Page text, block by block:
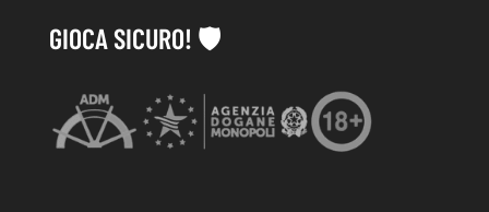
GIOCA SICURO! 🛡️